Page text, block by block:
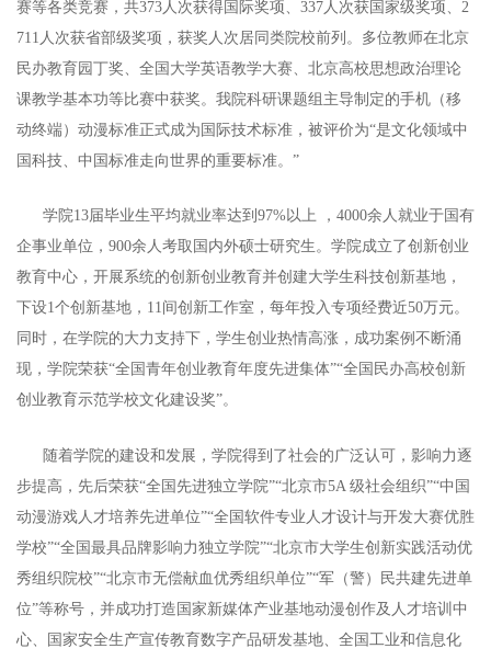
赛等各类竞赛，共373人次获得国际奖项、337人次获国家级奖项、2
711人次获省部级奖项，获奖人次居同类院校前列。多位教师在北京
民办教育园丁奖、全国大学英语教学大赛、北京高校思想政治理论
课教学基本功等比赛中获奖。我院科研课题组主导制定的手机（移
动终端）动漫标准正式成为国际技术标准，被评价为“是文化领域中
国科技、中国标准走向世界的重要标准。”
学院13届毕业生平均就业率达到97%以上 ，4000余人就业于国有
企事业单位，900余人考取国内外硕士研究生。学院成立了创新创业
教育中心，开展系统的创新创业教育并创建大学生科技创新基地，
下设1个创新基地，11间创新工作室，每年投入专项经费近50万元。
同时，在学院的大力支持下，学生创业热情高涨，成功案例不断涌
现，学院荣获“全国青年创业教育年度先进集体”“全国民办高校创新
创业教育示范学校文化建设奖”。
随着学院的建设和发展，学院得到了社会的广泛认可，影响力逐
步提高，先后荣获“全国先进独立学院”“北京市5A 级社会组织”“中国
动漫游戏人才培养先进单位”“全国软件专业人才设计与开发大赛优胜
学校”“全国最具品牌影响力独立学院”“北京市大学生创新实践活动优
秀组织院校”“北京市无偿献血优秀组织单位”“军（警）民共建先进单
位”等称号，并成功打造国家新媒体产业基地动漫创作及人才培训中
心、国家安全生产宣传教育数字产品研发基地、全国工业和信息化